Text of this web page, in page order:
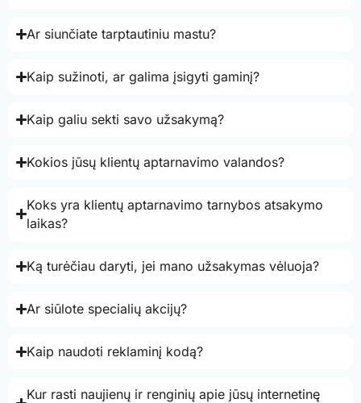
Ar siunčiate tarptautiniu mastu?
Kaip sužinoti, ar galima įsigyti gaminį?
Kaip galiu sekti savo užsakymą?
Kokios jūsų klientų aptarnavimo valandos?
Koks yra klientų aptarnavimo tarnybos atsakymo
laikas?
Ką turėčiau daryti, jei mano užsakymas vėluoja?
Ar siūlote specialių akcijų?
Kaip naudoti reklaminį kodą?
Kur rasti naujienų ir renginių apie jūsų internetinę